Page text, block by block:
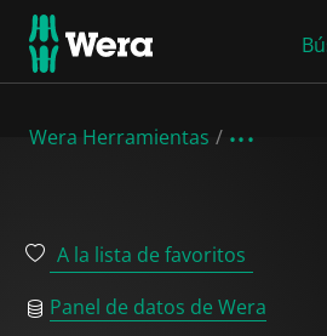
Wera Herramientas
A la lista de favoritos
Panel de datos de Wera